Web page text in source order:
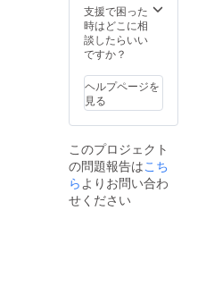
支援で困った
時はどこに相
談したらいい
ですか？
ヘルプページを
見る
このプロジェクト
の問題報告はこち
らよりお問い合わ
せください